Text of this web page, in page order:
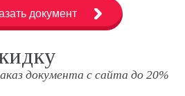
документ
документа с сайта до 20%